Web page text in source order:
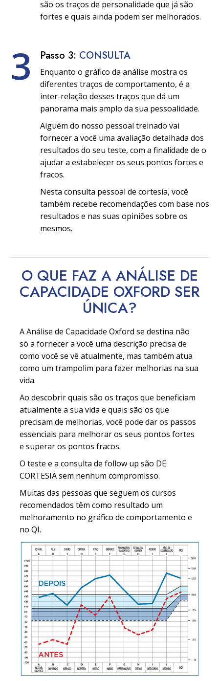
são os traços de personalidade que já são
fortes e quais ainda podem ser melhorados.
3 Passo 3: CONSULTA
Enquanto o gráfico da análise mostra os
diferentes traços de comportamento, é a
inter-relação desses traços que dá um
panorama mais amplo da sua pessoalidade.
Alguém do nosso pessoal treinado vai
fornecer a você uma avaliação detalhada dos
resultados do seu teste, com a finalidade de o
ajudar a estabelecer os seus pontos fortes e
fracos.
Nesta consulta pessoal de cortesia, você
também recebe recomendações com base nos
resultados e nas suas opiniões sobre os
mesmos.
O QUE FAZ A ANÁLISE DE
CAPACIDADE OXFORD SER
ÚNICA?
A Análise de Capacidade Oxford se destina não
só a fornecer a você uma descrição precisa de
como você se vê atualmente, mas também atua
como um trampolim para fazer melhorias na sua
vida.
Ao descobrir quais são os traços que beneficiam
atualmente a sua vida e quais são os que
precisam de melhorias, você pode dar os passos
essenciais para melhorar os seus pontos fortes
e superar os pontos fracos.
O teste e a consulta de follow up são DE
CORTESIA sem nenhum compromisso.
Muitas das pessoas que seguem os cursos
recomendados têm como resultado um
melhoramento no gráfico de comportamento e
no QI.